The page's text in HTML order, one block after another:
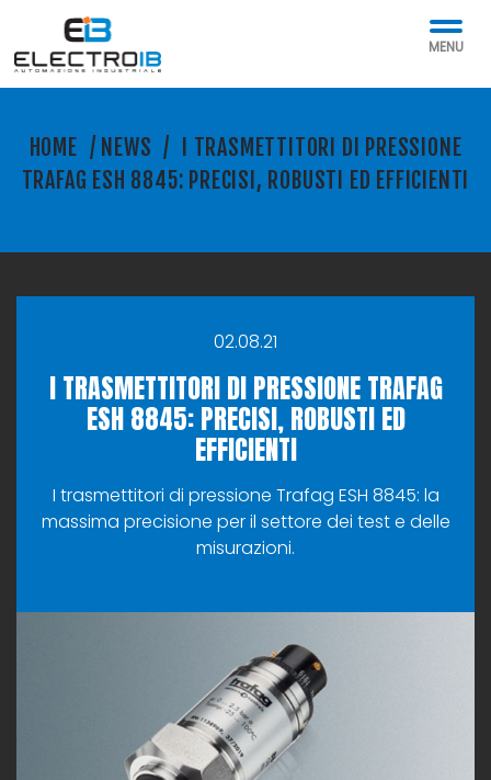
MENU
HOME / NEWS /
I TRASMETTITORI DI PRESSIONE
TRAFAG ESH 8845: PRECISI, ROBUSTI ED EFFICIENTI
02.08.21
I TRASMETTITORI DI PRESSIONE TRAFAG
ESH 8845: PRECISI, ROBUSTI ED
EFFICIENTI
I trasmettitori di pressione Trafag ESH 8845: la
massima precisione per il settore dei test e delle
misurazioni.